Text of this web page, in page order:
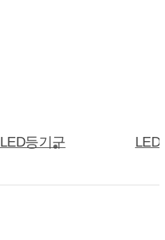
LED등기구 LED